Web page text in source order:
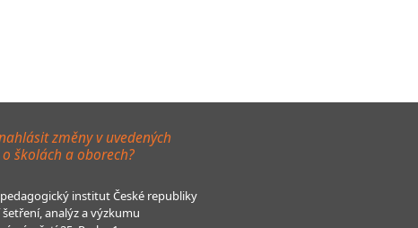
změny v uvedených
školách a oborech?
institut České republiky
analýz a výzkumu